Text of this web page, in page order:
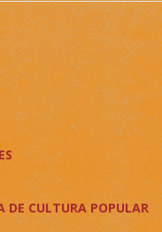
CULTURA POPULAR